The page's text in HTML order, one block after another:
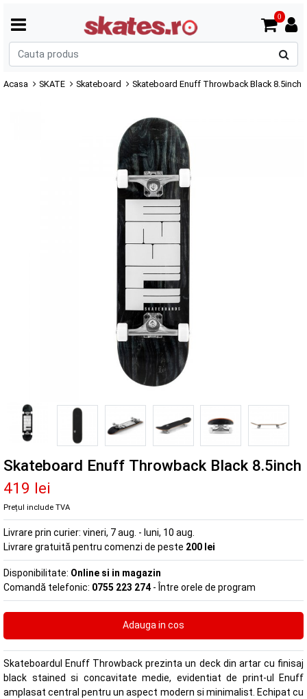
0
Acasa SKATE Skateboard Skateboard Enuff Throwback Black 8.5inch
Skateboard Enuff Throwback Black 8.5inch
419 lei
Prețul include TVA
Livrare prin curier: vineri, 7 aug. - luni, 10 aug.
Livrare gratuită pentru comenzi de peste 200 lei
Disponibilitate: Online si in magazin
Comandă telefonic: 0755 223 274 - Între orele de program
Skateboardul Enuff Throwback prezinta un deck din artar cu finisaj
black stained si concavitate medie, evidentiat de print-ul Enuff
amplasat central pentru un aspect modern si minimalist. Echipat cu